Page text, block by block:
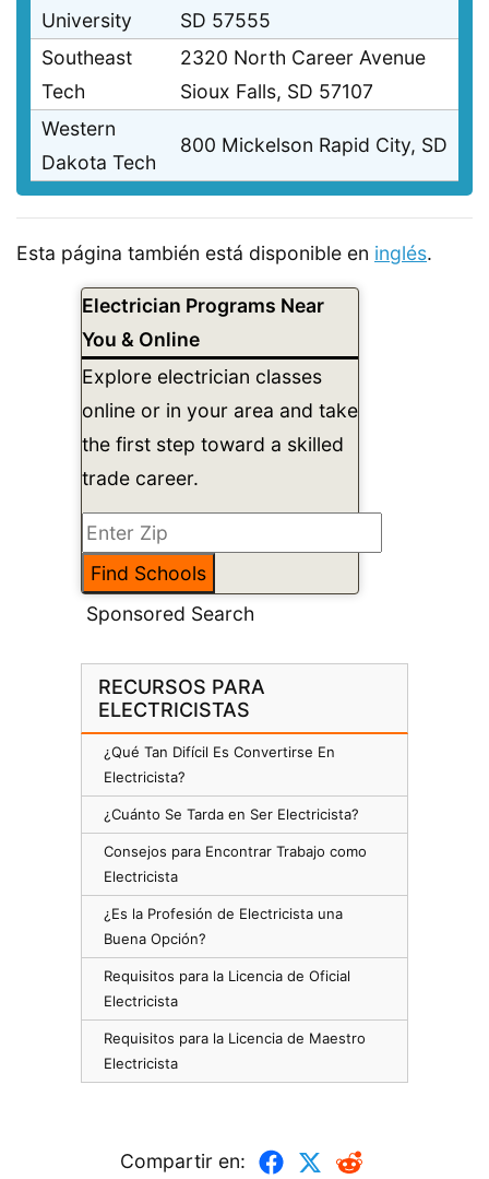
Electrician Programs Near
You & Online
Explore electrician classes
online or in your area and take
the first step toward a skilled
trade career.
Sponsored Search
RECURSOS PARA
ELECTRICISTAS
¿Qué Tan Difícil Es Convertirse En
Electricista?
¿Cuánto Se Tarda en Ser Electricista?
Consejos para Encontrar Trabajo como
Electricista
¿Es la Profesión de Electricista una
Buena Opción?
Requisitos para la Licencia de Oficial
Electricista
Requisitos para la Licencia de Maestro
Electricista
University
SD 57555
Southeast
Tech
2320 North Career Avenue
Sioux Falls, SD 57107
Western
Dakota Tech
800 Mickelson Rapid City, SD
Esta página también está disponible en inglés.
Compartir en: